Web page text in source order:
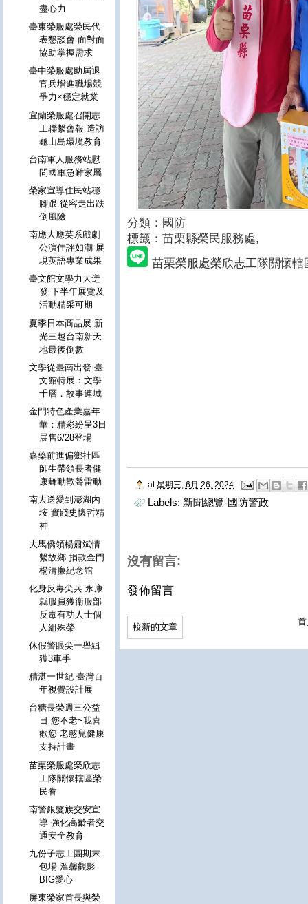
分類：國防
標籤：苗栗縣榮民服務處,
苗栗榮服處榮欣志工隊關懷轄
at 星期三, 6月 26, 2024
Labels: 新聞總覽-國防警政
沒有留言:
發佈留言
較新的文章
盡心力
臺東榮服處榮民代
表懇談會 面對面
協助掌握需求
臺中榮服處助屆退
官兵增進職場競
爭力×穩定就業
宜蘭榮服處召開志
工聯繫會報 造訪
龜山島環境教育
台南軍人服務站慰
問國軍急難家屬
榮家宣導住民站穩
腳跟 從容走出跌
倒風險
南應大應英系戲劇
公演佳評如潮 展
現英語專業成果
臺文館文學力大迸
發 下半年展覽及
活動精采可期
夏季日本商品展 新
光三越台南新天
地最後倒數
文學從臺南出發 臺
文館特展：文學
千層．故事連城
金門特色產業嘉年
華：精彩紛呈3日
展售6/28登場
嘉藥前進偏鄉社區
師生帶領長者健
康舞動歡聲雷動
南大送愛到澎湖內
垵 實踐史懷哲精
神
大馬僑領楊肅斌情
繫故鄉 捐款金門
楊清廉紀念館
化身反毒尖兵 永康
就服員獲衛服部
反毒有功人士個
人組殊榮
休假警眼尖一舉緝
獲3車手
精湛一世紀 臺灣百
年視覺設計展
台糖長榮週三公益
日 您不老~我喜
歡您 老憨兒健康
支持計畫
苗栗榮服處榮欣志
工隊關懷轄區榮
民眷
南警銀髮族交安宣
導 強化高齡者交
通安全教育
九份子志工團期末
包場 溫馨觀影
BIG愛心
屏東榮家首長與榮